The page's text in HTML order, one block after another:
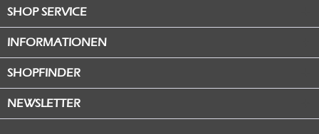
SHOP SERVICE
INFORMATIONEN
SHOPFINDER
NEWSLETTER